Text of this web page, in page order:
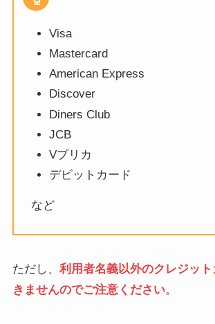
Visa
Mastercard
American Express
Discover
Diners Club
JCB
Vプリカ
デビットカード
など
ただし、 利用者名義以外のクレジッ
きませんのでご注意ください。